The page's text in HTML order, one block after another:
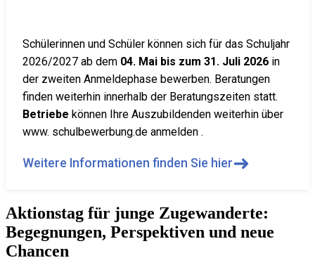
Schülerinnen und Schüler können sich für das Schuljahr
2026/2027 ab dem 04. Mai bis zum 31. Juli 2026 in
der zweiten Anmeldephase bewerben. Beratungen
finden weiterhin innerhalb der Beratungszeiten statt.
Betriebe können Ihre Auszubildenden weiterhin über
www. schulbewerbung.de anmelden .
Weitere Informationen finden Sie hier➜
Aktionstag für junge Zugewanderte:
Begegnungen, Perspektiven und neue
Chancen